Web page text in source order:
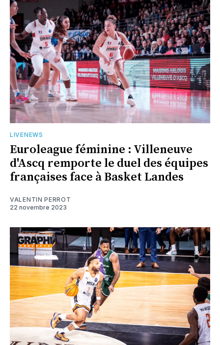
LIVENEWS
Euroleague féminine : Villeneuve
d'Ascq remporte le duel des équipes
françaises face à Basket Landes
VALENTIN PERROT
22 novembre 2023